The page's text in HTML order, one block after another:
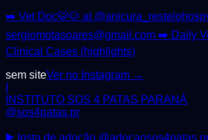
➡️ Vet Doc🐯🐶 at
sergiomotasoares@gmail.com ➡️ Daily
Clinical Cases (highlights)
sem siteVer no Instagram →
INSTITUTO SOS 4 PATAS PARANÁ
@sos4patas.pr
▶️ Insta de adoção